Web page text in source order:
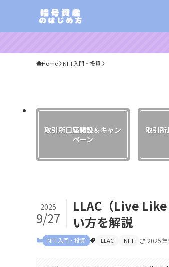
Home NFT入門・投資
取引所口座開設＆キャン
ペーン
取引所
LLAC（Live
い方を解説
2025
9/27
NFT入門・投資 LLAC NFT 2025